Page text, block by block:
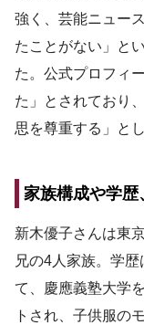
強く、芸能ニュー
たことがない」と
た。公式プロフィ
た」とされており
思を尊重する」と
家族構成や学歴
新木優子さんは東
兄の4人家族。学
て、慶應義塾大学
トされ、子供服の